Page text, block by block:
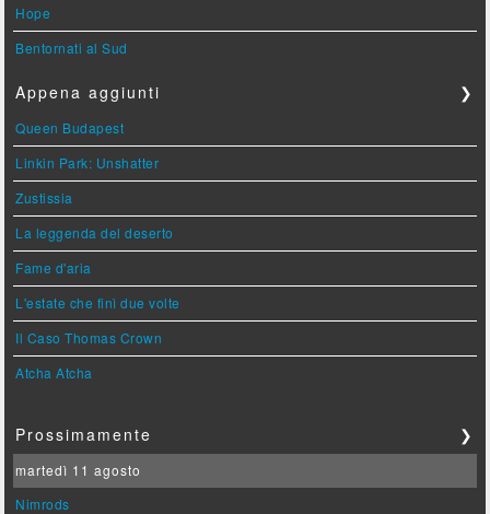
Hope
Bentornati al Sud
Appena aggiunti ❯
Queen Budapest
Linkin Park: Unshatter
Zustissia
La leggenda del deserto
Fame d'aria
L'estate che finì due volte
Il Caso Thomas Crown
Atcha Atcha
Prossimamente ❯
martedì 11 agosto
Nimrods